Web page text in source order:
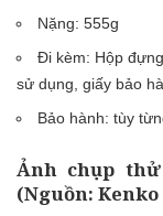
Nặng: 555g
Đi kèm: Hộp
sử dụng, giấy bảo
Bảo hành: tùy
Ảnh chụp thử
(Nguồn: